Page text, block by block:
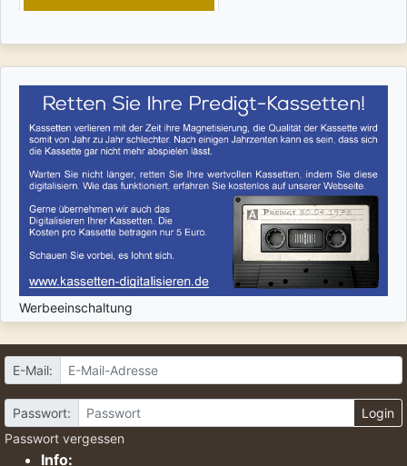
Werbeeinschaltung
E-Mail:
Passwort:
Login
Passwort vergessen
Info: